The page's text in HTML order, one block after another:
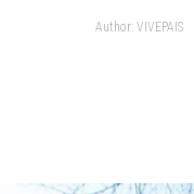
Author: VIVEPAIS